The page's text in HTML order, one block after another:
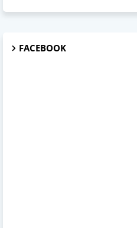
FACEBOOK